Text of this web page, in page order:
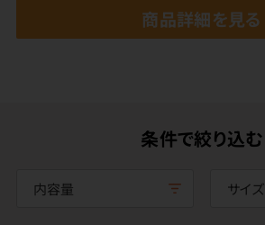
商品詳細を見る
条件で絞り込む
内容量 サイズ